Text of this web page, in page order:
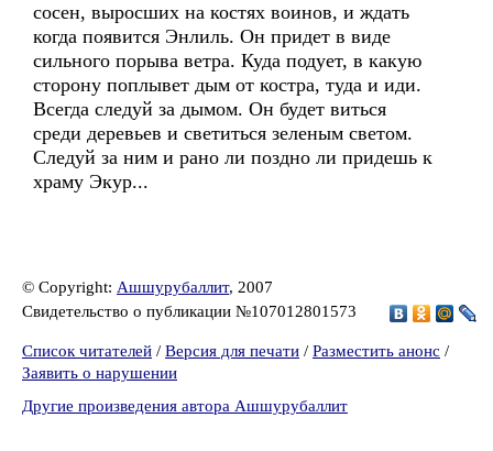
сосен, выросших на костях воинов, и ждать
когда появится Энлиль. Он придет в виде
сильного порыва ветра. Куда подует, в какую
сторону поплывет дым от костра, туда и иди.
Всегда следуй за дымом. Он будет виться
среди деревьев и светиться зеленым светом.
Следуй за ним и рано ли поздно ли придешь к
храму Экур...
© Copyright: Ашшурубаллит, 2007
Свидетельство о публикации №107012801573
Список читателей / Версия для печати / Разместить анонс /
Заявить о нарушении
Другие произведения автора Ашшурубаллит